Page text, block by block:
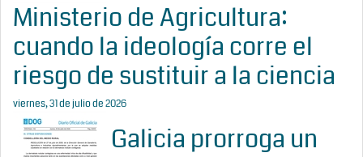
Ministerio de Agricultura:
cuando la ideología corre el
riesgo de sustituir a la ciencia
viernes, 31 de julio de 2026
Galicia prorroga un